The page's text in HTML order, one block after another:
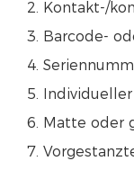
2. Kontakt-/
3. Barcode-
4.
5.
6. Matte oder
7.